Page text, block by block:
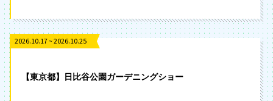
2026.10.17 ~ 2026.10.25
【東京都】日比谷公園ガーデニングショー